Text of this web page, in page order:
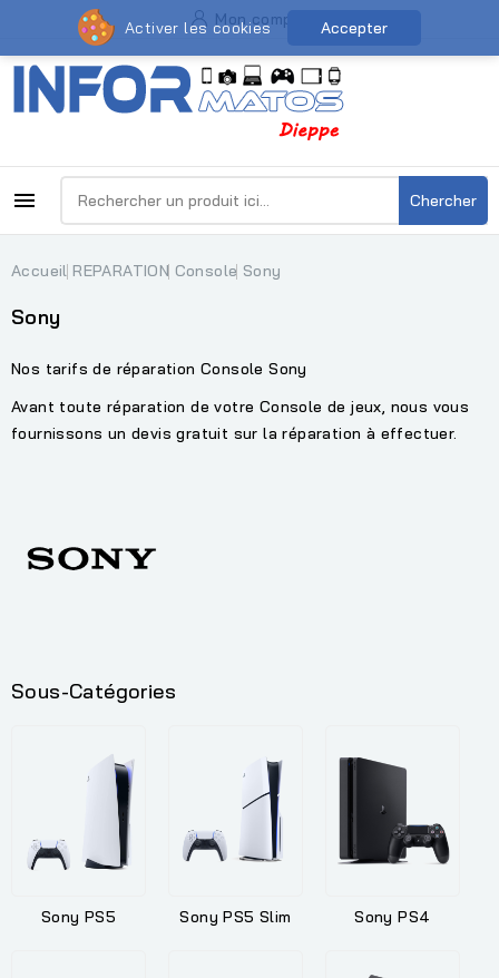
Mon compte
 Chercher
Accueil REPARATION Console Sony
Sony
Nos tarifs de réparation Console Sony
Avant toute réparation de votre Console de jeux, nous vous
fournissons un devis gratuit sur la réparation à effectuer.
Sous-Catégories
Sony PS5 Sony PS5 Slim Sony PS4
Activer les cookies Accepter